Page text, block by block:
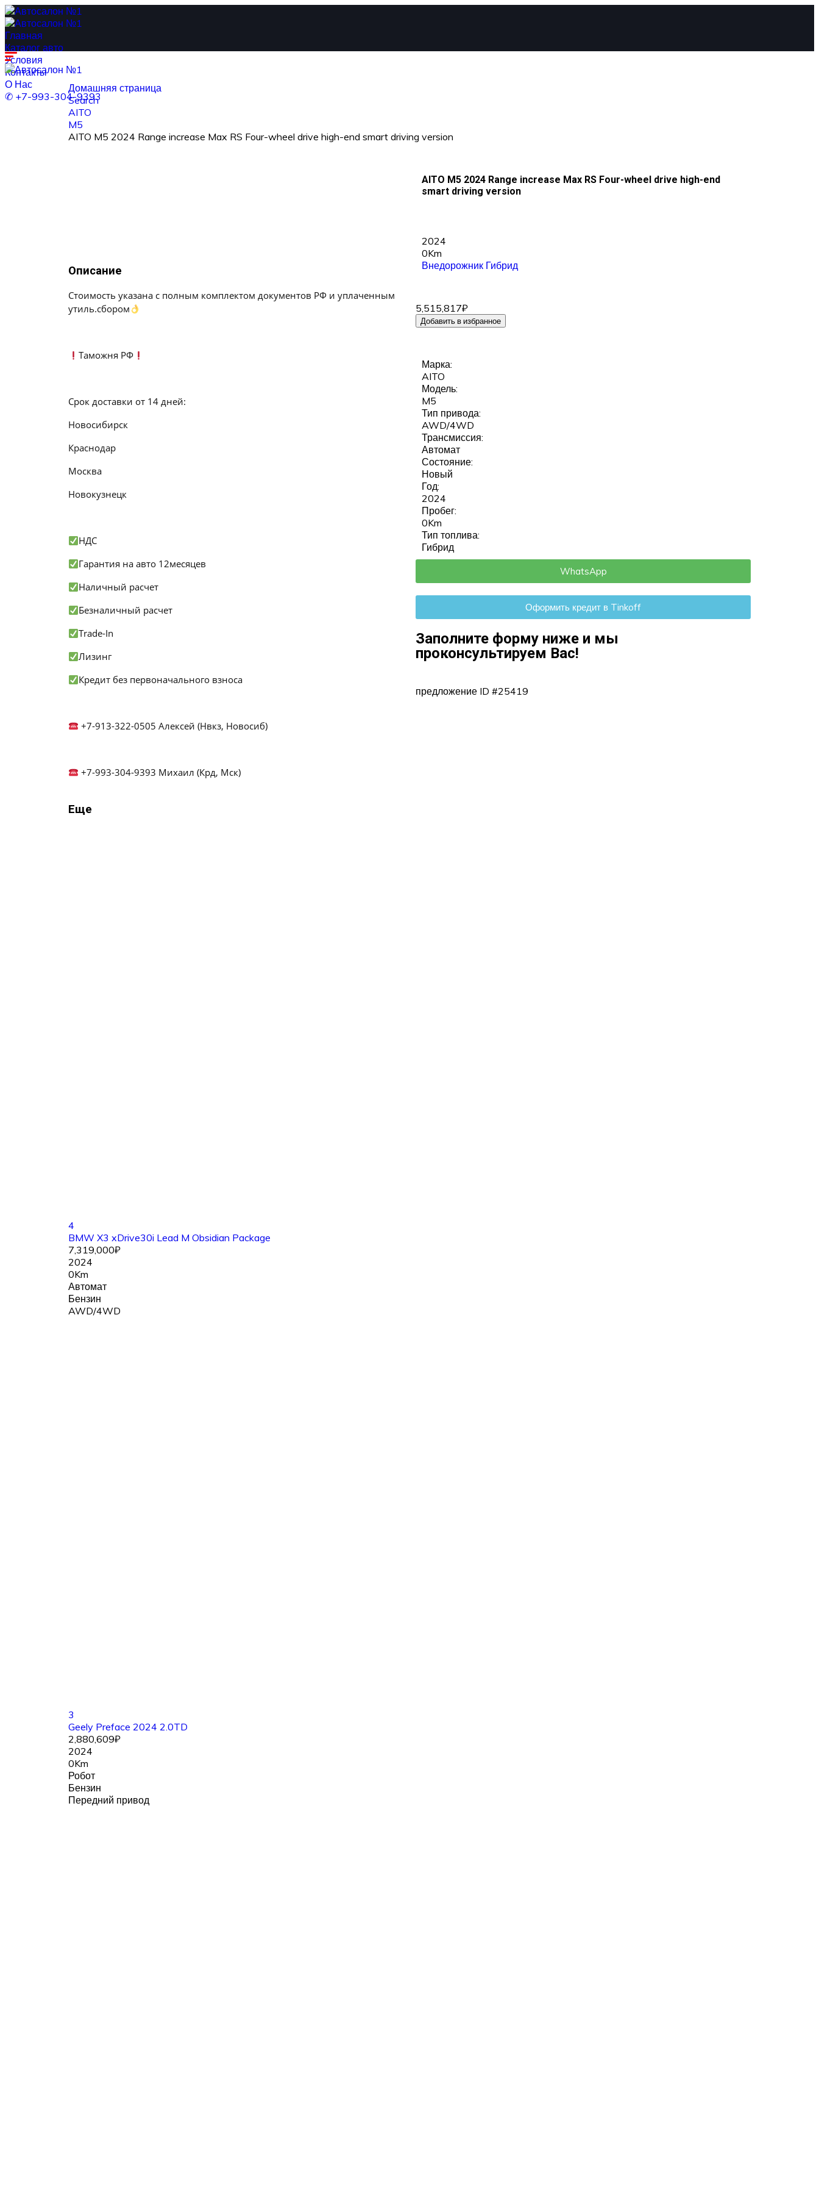
Главная
Каталог авто
Условия
Контакты
О Нас
✆ +7-993-304-9393
Домашняя страница
Search
AITO
M5
AITO M5 2024 Range increase Max RS Four-wheel drive high-end smart driving version
Описание
Стоимость указана с полным комплектом документов РФ и уплаченным
утиль.сбором
Таможня РФ
Срок доставки от 14 дней:
Новосибирск
Краснодар
Москва
Новокузнецк
НДС
Гарантия на авто 12месяцев
Наличный расчет
Безналичный расчет
Trade-In
Лизинг
Кредит без первоначального взноса
+7-913-322-0505 Алексей (Нвкз, Новосиб)
+7-993-304-9393 Михаил (Крд, Мск)
AITO M5 2024 Range increase Max RS Four-wheel drive high-end
smart driving version
2024
0Km
Внедорожник Гибрид
5,515,817₽
Добавить в избранное
Марка:
AITO
Модель:
M5
Тип привода:
AWD/4WD
Трансмиссия:
Автомат
Состояние:
Новый
Год:
2024
Пробег:
0Km
Тип топлива:
Гибрид
WhatsApp
Оформить кредит в Tinkoff
Заполните форму ниже и мы
проконсультируем Ваc!
предложение ID #25419
Еще
4
BMW X3 xDrive30i Lead M Obsidian Package
7,319,000₽
2024
0Km
Автомат
Бензин
AWD/4WD
3
Geely Preface 2024 2.0TD
2,880,609₽
2024
0Km
Робот
Бензин
Передний привод